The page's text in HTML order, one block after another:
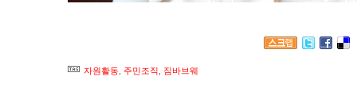
자원활동 주민조직 짐바브웨